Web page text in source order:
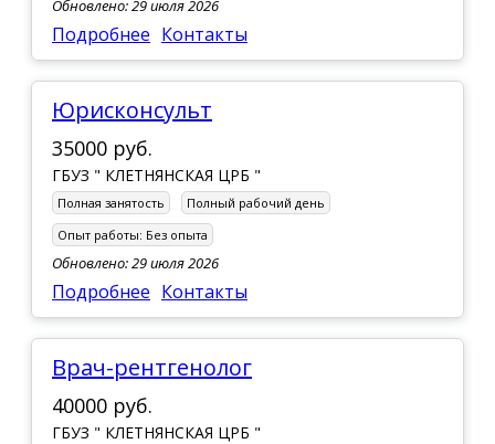
Обновлено: 29 июля 2026
Подробнее Контакты
Юрисконсульт
35000 руб.
ГБУЗ " КЛЕТНЯНСКАЯ ЦРБ "
Полная занятость
Полный рабочий день
Опыт работы: Без опыта
Обновлено: 29 июля 2026
Подробнее Контакты
Врач-рентгенолог
40000 руб.
ГБУЗ " КЛЕТНЯНСКАЯ ЦРБ "